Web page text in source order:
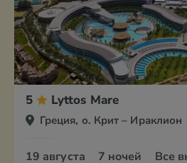
5 Lyttos Mare
Греция, о. Крит – Ираклион
19 августа 7 ночей Все